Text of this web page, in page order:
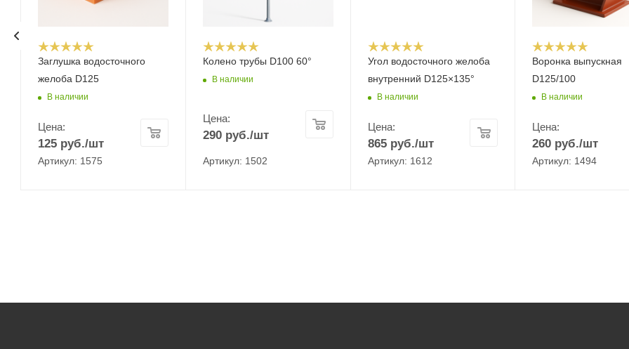
Заглушка водосточного
желоба D125
В наличии
Цена:
125 руб./шт
Артикул: 1575
Колено трубы D100 60°
В наличии
Цена:
290руб./шт
Артикул: 1502
Угол водосточного желоба
внутренний D125×135°
В наличии
Цена:
865руб./шт
Артикул: 1612
Воронка выпускная
D125/100
В наличии
Цена:
260 руб./шт
Артикул: 1494